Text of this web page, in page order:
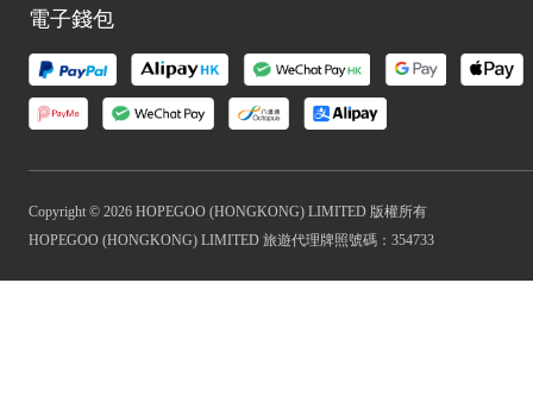
電子錢包
Copyright © 2026 HOPEGOO (HONGKONG) LIMITED 版權所有
HOPEGOO (HONGKONG) LIMITED 旅遊代理牌照號碼：354733